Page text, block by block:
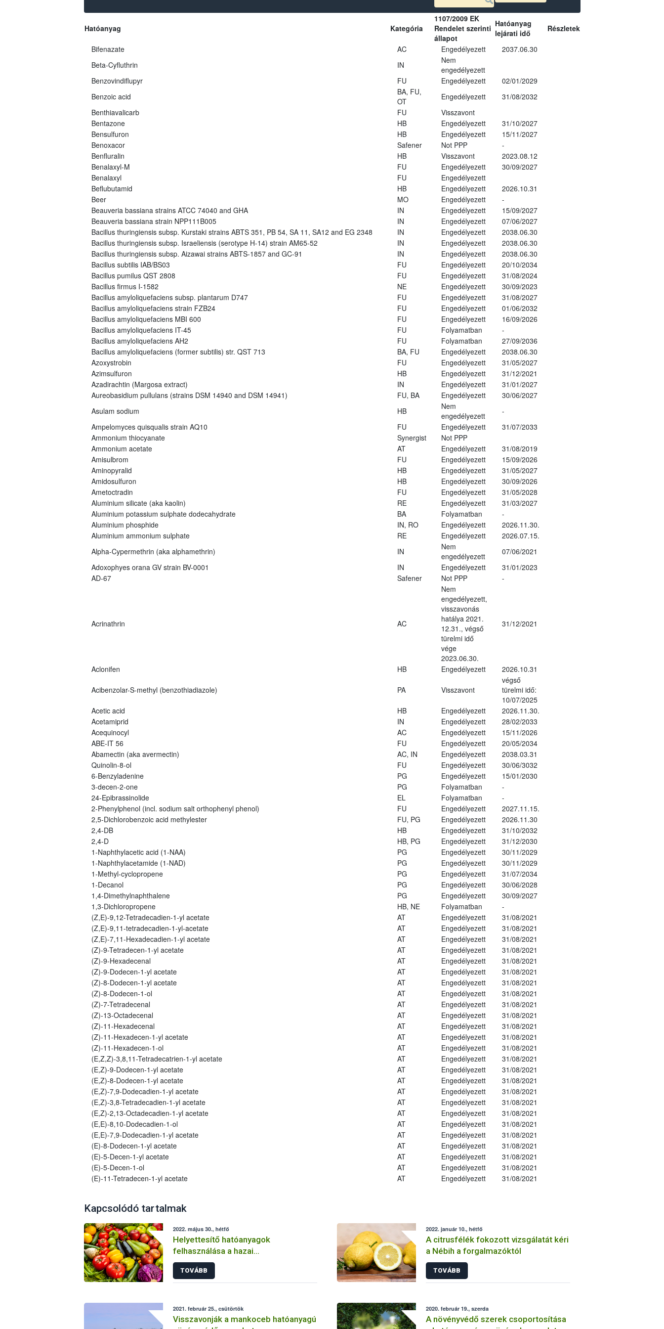
Hatóanyag Kategória
1107/2009 EK
Rendelet szerinti
állapot
Hatóanyag
lejárati idő
Részletek
Bifenazate AC Engedélyezett
2037.06.30
Beta-Cyfluthrin
IN
Nem
engedélyezett
Benzovindiflupyr
FU Engedélyezett
02/01/2029
Benzoic acid
BA, FU,
OT
Engedélyezett
31/08/2032
Benthiavalicarb
FU
Visszavont
Bentazone
HB Engedélyezett
31/10/2027
Bensulfuron
HB Engedélyezett
15/11/2027
Benoxacor
Safener Not PPP
-
Benfluralin
HB Visszavont
2023.08.12
Benalaxyl-M
FU Engedélyezett
30/09/2027
Benalaxyl
FU
Engedélyezett
Beflubutamid
HB Engedélyezett
2026.10.31
Beer
MO Engedélyezett
-
Beauveria bassiana strains ATCC 74040 and GHA
IN Engedélyezett
15/09/2027
Beauveria bassiana strain NPP111B005
IN Engedélyezett
07/06/2027
Bacillus thuringiensis subsp. Kurstaki strains ABTS 351, PB 54, SA 11, SA12 and EG 2348
IN Engedélyezett
2038.06.30
Bacillus thuringiensis subsp. Israeliensis (serotype H-14) strain AM65-52
IN Engedélyezett
2038.06.30
Bacillus thuringiensis subsp. Aizawai strains ABTS-1857 and GC-91
IN Engedélyezett
2038.06.30
Bacillus subtilis IAB/BS03
FU Engedélyezett
20/10/2034
Bacillus pumilus QST 2808
FU Engedélyezett
31/08/2024
Bacillus firmus I-1582
NE Engedélyezett
30/09/2023
Bacillus amyloliquefaciens subsp. plantarum D747
FU Engedélyezett
31/08/2027
Bacillus amyloliquefaciens strain FZB24
FU Engedélyezett
01/06/2032
Bacillus amyloliquefaciens MBI 600
FU Engedélyezett
16/09/2026
Bacillus amyloliquefaciens IT-45
FU Folyamatban
-
Bacillus amyloliquefaciens AH2
FU Folyamatban
27/09/2036
Bacillus amyloliquefaciens (former subtilis) str. QST 713
BA, FU Engedélyezett
2038.06.30
Azoxystrobin
FU Engedélyezett
31/05/2027
Azimsulfuron
HB Engedélyezett
31/12/2021
Azadirachtin (Margosa extract)
IN Engedélyezett
31/01/2027
Aureobasidium pullulans (strains DSM 14940 and DSM 14941)
FU, BA Engedélyezett
30/06/2027
Asulam sodium
HB
Nem
engedélyezett
-
Ampelomyces quisqualis strain AQ10
FU Engedélyezett
31/07/2033
Ammonium thiocyanate
Synergist
Not PPP
Ammonium acetate
AT Engedélyezett
31/08/2019
Amisulbrom
FU Engedélyezett
15/09/2026
Aminopyralid
HB Engedélyezett
31/05/2027
Amidosulfuron
HB Engedélyezett
30/09/2026
Ametoctradin
FU Engedélyezett
31/05/2028
Aluminium silicate (aka kaolin)
RE Engedélyezett
31/03/2027
Aluminium potassium sulphate dodecahydrate
BA Folyamatban
-
Aluminium phosphide
IN, RO Engedélyezett
2026.11.30.
Aluminium ammonium sulphate
RE Engedélyezett
2026.07.15.
Alpha-Cypermethrin (aka alphamethrin)
IN
Nem
engedélyezett
07/06/2021
Adoxophyes orana GV strain BV-0001
IN Engedélyezett
31/01/2023
AD-67
Safener Not PPP -
Acrinathrin AC
Nem
engedélyezett,
visszavonás
hatálya 2021.
12.31., végső
türelmi idő
vége
2023.06.30.
31/12/2021
Aclonifen HB Engedélyezett 2026.10.31
Acibenzolar-S-methyl (benzothiadiazole) PA Visszavont
végső
türelmi idő:
10/07/2025
Acetic acid
HB Engedélyezett
2026.11.30.
Acetamiprid
IN Engedélyezett
28/02/2033
Acequinocyl
AC Engedélyezett
15/11/2026
ABE-IT 56
FU Engedélyezett
20/05/2034
Abamectin (aka avermectin)
AC, IN Engedélyezett
2038.03.31
Quinolin-8-ol
FU Engedélyezett
30/06/3032
6-Benzyladenine
PG Engedélyezett
15/01/2030
3-decen-2-one
PG Folyamatban
-
24-Epibrassinolide
EL Folyamatban
-
2-Phenylphenol (incl. sodium salt orthophenyl phenol)
FU Engedélyezett
2027.11.15.
2,5-Dichlorobenzoic acid methylester
FU, PG Engedélyezett
2026.11.30
2,4-DB
HB Engedélyezett
31/10/2032
2,4-D
HB, PG Engedélyezett
31/12/2030
1-Naphthylacetic acid (1-NAA)
PG Engedélyezett
30/11/2029
1-Naphthylacetamide (1-NAD)
PG Engedélyezett
30/11/2029
1-Methyl-cyclopropene
PG Engedélyezett
31/07/2034
1-Decanol
PG Engedélyezett
30/06/2028
1,4-Dimethylnaphthalene
PG Engedélyezett
30/09/2027
1,3-Dichloropropene
HB, NE Folyamatban
-
(Z,E)-9,12-Tetradecadien-1-yl acetate
AT Engedélyezett
31/08/2021
(Z,E)-9,11-tetradecadien-1-yl-acetate
AT Engedélyezett
31/08/2021
(Z,E)-7,11-Hexadecadien-1-yl acetate
AT Engedélyezett
31/08/2021
(Z)-9-Tetradecen-1-yl acetate
AT Engedélyezett
31/08/2021
(Z)-9-Hexadecenal
AT Engedélyezett
31/08/2021
(Z)-9-Dodecen-1-yl acetate
AT Engedélyezett
31/08/2021
(Z)-8-Dodecen-1-yl acetate
AT Engedélyezett
31/08/2021
(Z)-8-Dodecen-1-ol
AT Engedélyezett
31/08/2021
(Z)-7-Tetradecenal
AT Engedélyezett
31/08/2021
(Z)-13-Octadecenal
AT Engedélyezett
31/08/2021
(Z)-11-Hexadecenal
AT Engedélyezett
31/08/2021
(Z)-11-Hexadecen-1-yl acetate
AT Engedélyezett
31/08/2021
(Z)-11-Hexadecen-1-ol
AT Engedélyezett
31/08/2021
(E,Z,Z)-3,8,11-Tetradecatrien-1-yl acetate
AT Engedélyezett
31/08/2021
(E,Z)-9-Dodecen-1-yl acetate
AT Engedélyezett
31/08/2021
(E,Z)-8-Dodecen-1-yl acetate
AT Engedélyezett
31/08/2021
(E,Z)-7,9-Dodecadien-1-yl acetate
AT Engedélyezett
31/08/2021
(E,Z)-3,8-Tetradecadien-1-yl acetate
AT Engedélyezett
31/08/2021
(E,Z)-2,13-Octadecadien-1-yl acetate
AT Engedélyezett
31/08/2021
(E,E)-8,10-Dodecadien-1-ol
AT Engedélyezett
31/08/2021
(E,E)-7,9-Dodecadien-1-yl acetate
AT Engedélyezett
31/08/2021
(E)-8-Dodecen-1-yl acetate
AT Engedélyezett
31/08/2021
(E)-5-Decen-1-yl acetate
AT Engedélyezett
31/08/2021
(E)-5-Decen-1-ol
AT Engedélyezett
31/08/2021
(E)-11-Tetradecen-1-yl acetate
AT Engedélyezett 31/08/2021
Kapcsolódó tartalmak
2022. május 30., hétfő
Helyettesítő hatóanyagok
felhasználása a hazai
növényvédelemben
TOVÁBB
2022. január 10., hétfő
A citrusfélék fokozott vizsgálatát kéri
a Nébih a forgalmazóktól
TOVÁBB
2021. február 25., csütörtök
Visszavonják a mankoceb hatóanyagú
2020. február 19., szerda
A növényvédő szerek csoportosítása